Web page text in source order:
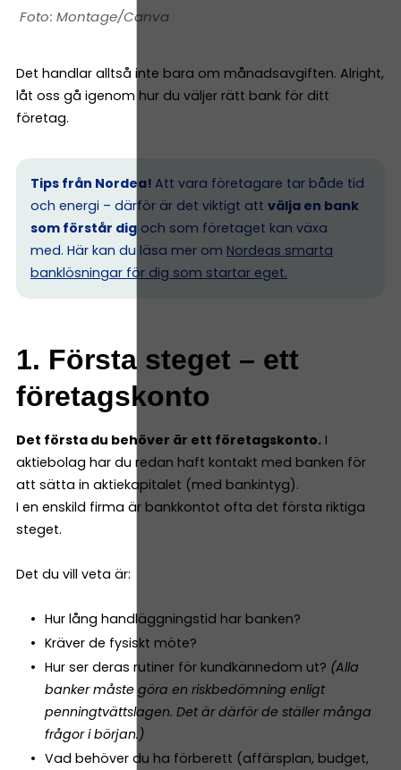
Montage/Canva
Det handlar alltså inte bara om månadsavgiften. Alright,
låt oss gå igenom hur du väljer rätt bank för ditt
företag.
Tips från Nordea! Att vara företagare tar både tid
och energi – därför är det viktigt att välja en bank
som förstår dig och som företaget kan växa
med. Här kan du läsa mer om Nordeas smarta
banklösningar för dig som startar eget.
1. Första steget – ett
företagskonto
Det första du behöver är ett företagskonto. I
aktiebolag har du redan haft kontakt med banken för
att sätta in aktiekapitalet (med bankintyg).
I en enskild firma är bankkontot ofta det första riktiga
steget.
Det du vill veta är:
Hur lång handläggningstid har banken?
Kräver de fysiskt möte?
Hur ser deras rutiner för kundkännedom ut? (Alla
banker måste göra en riskbedömning enligt
penningtvättslagen. Det är därför de ställer många
frågor i början.)
Vad behöver du ha förberett (affärsplan, budget,